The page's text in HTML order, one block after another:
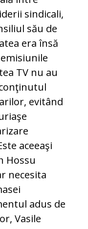
sindicali,
său de
era însă
TV nu au
evitând
aceeaşi
Hossu
necesita
adus de
Vasile